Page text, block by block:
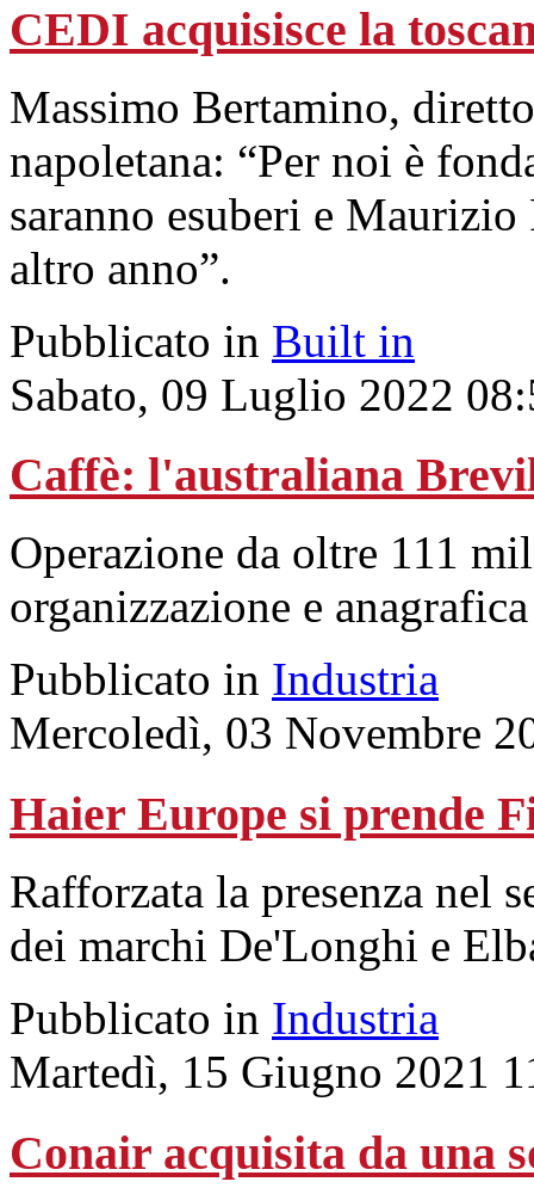
CEDI acquisisce la
Massimo Bertamino,
napoletana: “Per noi è
saranno esuberi e
altro anno”.
Pubblicato in Built in
Sabato, 09 Luglio 2022
Caffè: l'australiana
Operazione da oltre 111
organizzazione e
Pubblicato in Industria
Mercoledì, 03 Novembre
Haier Europe si prende
Rafforzata la presenza nel
dei marchi De'Longhi e
Pubblicato in Industria
Martedì, 15 Giugno 2021
Conair acquisita da una